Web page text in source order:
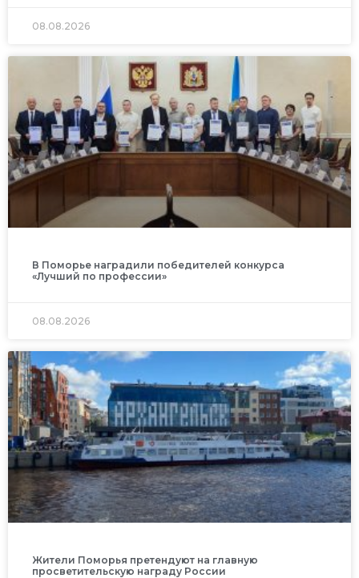
08.08.2026
В Поморье наградили победителей конкурса
«Лучший по профессии»
08.08.2026
Жители Поморья претендуют на главную
просветительскую награду России